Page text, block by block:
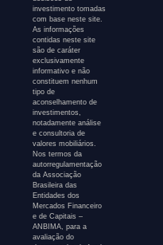
investimento tomadas
com base neste site.
As informações
contidas neste site
são de caráter
exclusivamente
informativo e não
constituem nenhum
tipo de
aconselhamento de
investimentos,
notadamente análise
e consultoria de
valores mobiliários.
Nos termos da
autorregulamentação
da Associação
Brasileira das
Entidades dos
Mercados Financeiro
e de Capitais –
ANBIMA, para a
avaliação do